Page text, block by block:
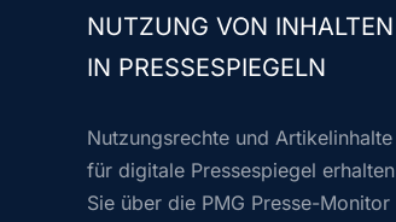
NUTZUNG VON INHALTEN
IN PRESSESPIEGELN
Nutzungsrechte und Artikelinhalte
für digitale Pressespiegel erhalten
Sie über die PMG Presse-Monitor